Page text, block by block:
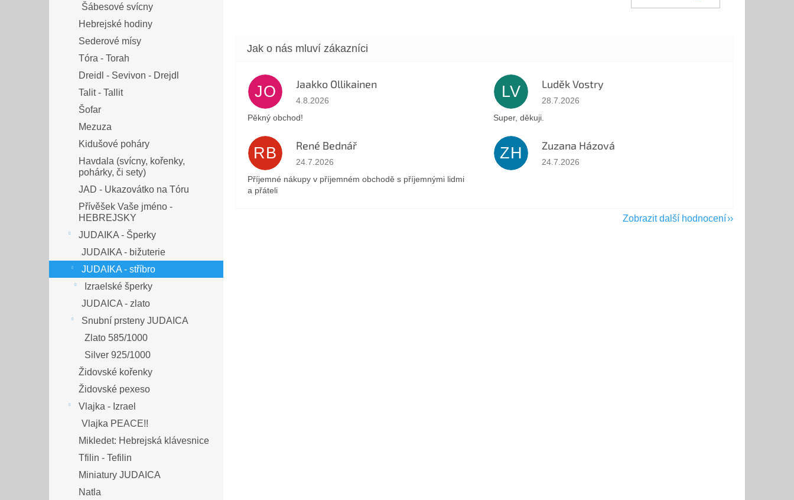
Šábesové svícny
Hebrejské hodiny
Sederové mísy
Tóra - Torah
Dreidl - Sevivon - Drejdl
Talit - Tallit
Šofar
Mezuza
Kidušové poháry
Havdala (svícny, kořenky,
pohárky, či sety)
JAD - Ukazovátko na Tóru
Přívěšek Vaše jméno -
HEBREJSKY
JUDAIKA - Šperky
JUDAIKA - bižuterie
JUDAIKA - stříbro
Izraelské šperky
JUDAICA - zlato
Snubní prsteny JUDAICA
Zlato 585/1000
Silver 925/1000
Židovské kořenky
Židovské pexeso
Vlajka - Izrael
Vlajka PEACE!!
Mikledet: Hebrejská klávesnice
Tfilin - Tefilin
Miniatury JUDAICA
Natla
JO Jaakko Ollikainen
Hodnocení obchodu je 5 z 5 hvězdiček.
4.8.2026
Pěkný obchod!
LV Luděk Vostry
Hodnocení obchodu je 5 z 5 hvězdiček.
28.7.2026
Super, děkuji.
RB René Bednář
Hodnocení obchodu je 5 z 5 hvězdiček.
24.7.2026
Příjemné nákupy v příjemném obchodě s příjemnými lidmi
a přáteli
ZH Zuzana Házová
Hodnocení obchodu je 5 z 5 hvězdiček.
24.7.2026
Zobrazit další hodnocení